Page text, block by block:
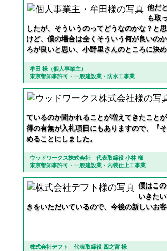
牟田 様（個人事業主）
東京都知事許可・一般建設業・防水工事業
他だ
も取
したが、そういうのってどうなのかな？と
けど、僕の場合は全くそういう何が良いの
ろが良いと思い、小野里さんのところに決め
ウッドワークス株式会社 代表取締役 小林 様
東京都知事許可・一般建設業・内装仕上工事業
ているのか聞かれることが増えてきたこと
得の有無が入札項目にもありますので、『
めることにしました。
株式会社デフト 代表取締役 四之宮 様
僕はこ
いきた
きをいただいているので、今後の新しいお